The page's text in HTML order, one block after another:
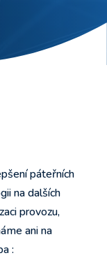
páteřních
na dalších
provozu,
ani na
: